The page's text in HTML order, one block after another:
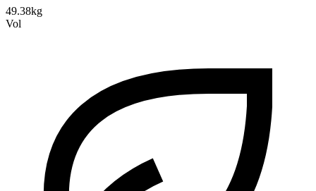
49.38kg
Vol